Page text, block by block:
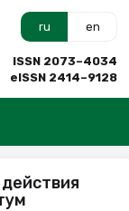
ru en
ISSN 2073–4034
eISSN 2414–9128